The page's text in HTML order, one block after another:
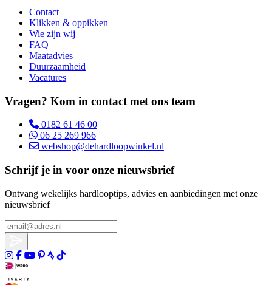
Contact
Klikken & oppikken
Wie zijn wij
FAQ
Maatadvies
Duurzaamheid
Vacatures
Vragen? Kom in contact met ons team
0182 61 46 00
06 25 269 966
webshop@dehardloopwinkel.nl
Schrijf je in voor onze nieuwsbrief
Ontvang wekelijks hardlooptips, advies en aanbiedingen met onze
nieuwsbrief